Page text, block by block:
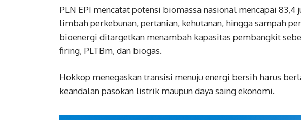
PLN EPI mencatat potensi biomassa nasional mencapai 83,4
limbah perkebunan, pertanian, kehutanan, hingga sampah
bioenergi ditargetkan menambah kapasitas pembangkit
firing, PLTBm, dan biogas.
Hokkop menegaskan transisi menuju energi bersih harus
keandalan pasokan listrik maupun daya saing ekonomi.